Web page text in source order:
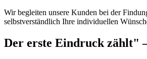
Wir begleiten unsere Kunden bei der
selbstverständlich Ihre individuellen
Der erste Eindruck zählt"